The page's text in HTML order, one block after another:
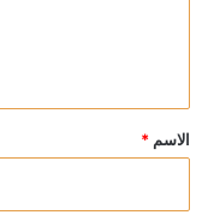
*
الاسم *